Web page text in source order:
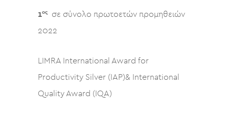
1ος
σε σύνολο πρωτοετών προμηθειών
2022
LIMRA International Award for
Productivity Silver (IAP)& International
Quality Award (IQA)